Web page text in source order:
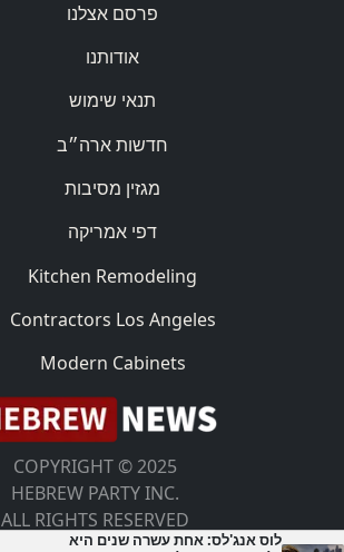
פרסם אצלנו
אודותנו
תנאי שימוש
חדשות ארה״ב
מגזין מסיבות
דפי אמריקה
Kitchen Remodeling
Contractors Los Angeles
Modern Cabinets
COPYRIGHT © 2025
HEBREW PARTY INC.
ALL RIGHTS RESERVED
לוס אנג'לס: אחת עשרה שנים היא